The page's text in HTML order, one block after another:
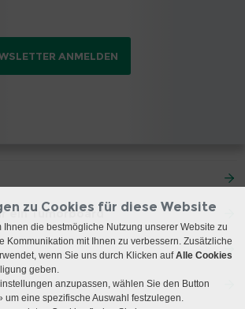
ANMELDEN
ein Tumorboard
zu Cookies für diese Website
Ihnen die bestmögliche Nutzung unserer Website zu
Kommunikation mit Ihnen zu verbessern. Zusätzliche
wenn Sie uns durch Klicken aufAlle Cookies
geben.
anzupassen, wählen Sie den Button
um eine spezifische Auswahl festzulegen.